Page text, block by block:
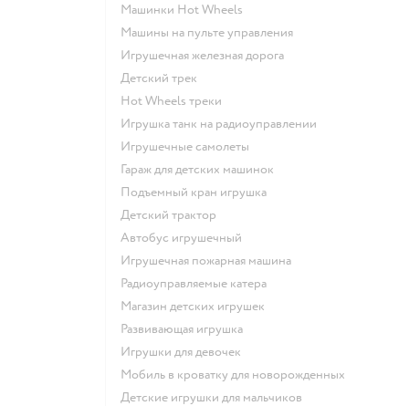
Машинки Hot Wheels
Машины на пульте управления
Игрушечная железная дорога
Детский трек
Hot Wheels треки
Игрушка танк на радиоуправлении
Игрушечные самолеты
Гараж для детских машинок
Подъемный кран игрушка
Детский трактор
Автобус игрушечный
Игрушечная пожарная машина
Радиоуправляемые катера
Магазин детских игрушек
Развивающая игрушка
Игрушки для девочек
Мобиль в кроватку для новорожденных
Детские игрушки для мальчиков